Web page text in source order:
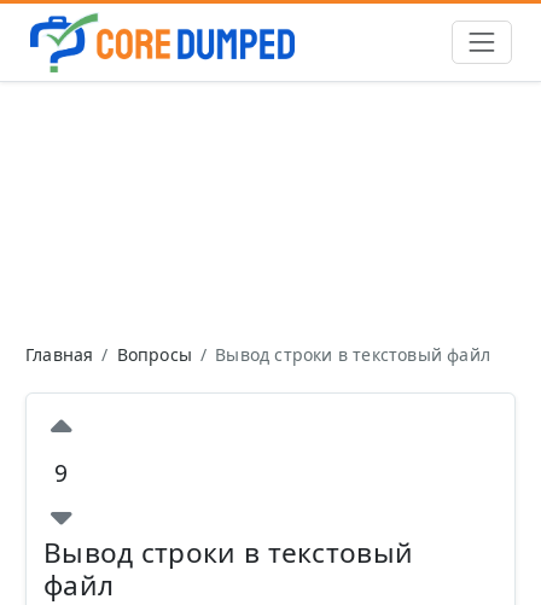
Главная Вопросы Вывод строки в текстовый файл
9
Вывод строки в текстовый
файл